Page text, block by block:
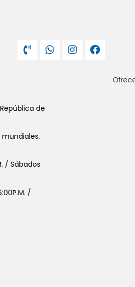
de
/ Sábados
/